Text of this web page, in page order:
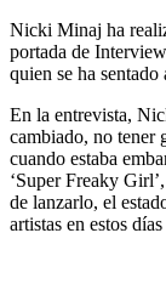
Nicki Minaj ha
portada de
quien se ha
En la entrevista,
cambiado, no tener
cuando estaba
‘Super Freaky
de lanzarlo, el
artistas en estos